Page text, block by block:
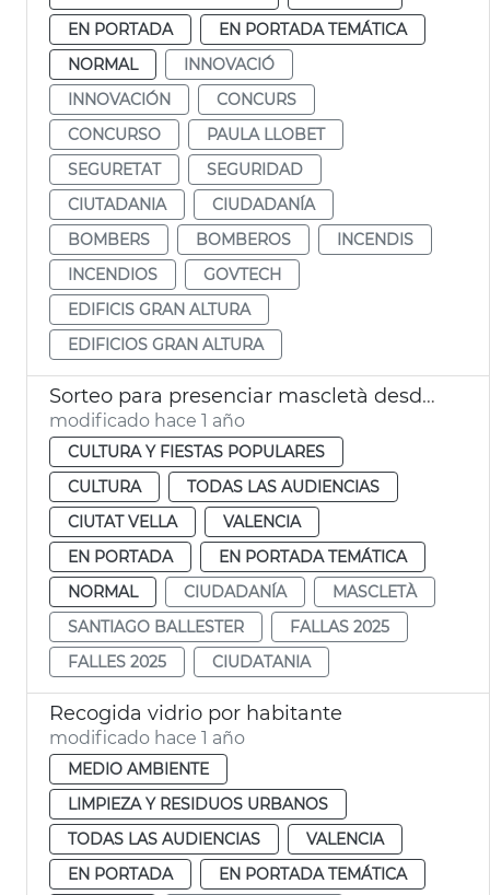
EN PORTADA
EN PORTADA TEMÁTICA
NORMAL
INNOVACIÓ
INNOVACIÓN
CONCURS
CONCURSO
PAULA LLOBET
SEGURETAT
SEGURIDAD
CIUTADANIA
CIUDADANÍA
BOMBERS
BOMBEROS
INCENDIS
INCENDIOS
GOVTECH
EDIFICIS GRAN ALTURA
EDIFICIOS GRAN ALTURA
Sorteo para presenciar mascletà desde el balcón del Ayuntamiento València
modificado hace 1 año
CULTURA Y FIESTAS POPULARES
CULTURA
TODAS LAS AUDIENCIAS
CIUTAT VELLA
VALENCIA
EN PORTADA
EN PORTADA TEMÁTICA
NORMAL
CIUDADANÍA
MASCLETÀ
SANTIAGO BALLESTER
FALLAS 2025
FALLES 2025
CIUDATANIA
Recogida vidrio por habitante
modificado hace 1 año
MEDIO AMBIENTE
LIMPIEZA Y RESIDUOS URBANOS
TODAS LAS AUDIENCIAS
VALENCIA
EN PORTADA
EN PORTADA TEMÁTICA